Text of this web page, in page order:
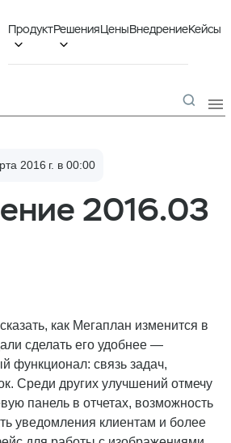
Продукт

Решения

ЦеныВнедрениеКейсы

2016 г. в 00:00
2016.03
как Мегаплан изменится в
сделать его удобнее —
функционал: связь задач,
Среди других улучшений отмечу
панель в отчетах, возможность
уведомления клиентам и более